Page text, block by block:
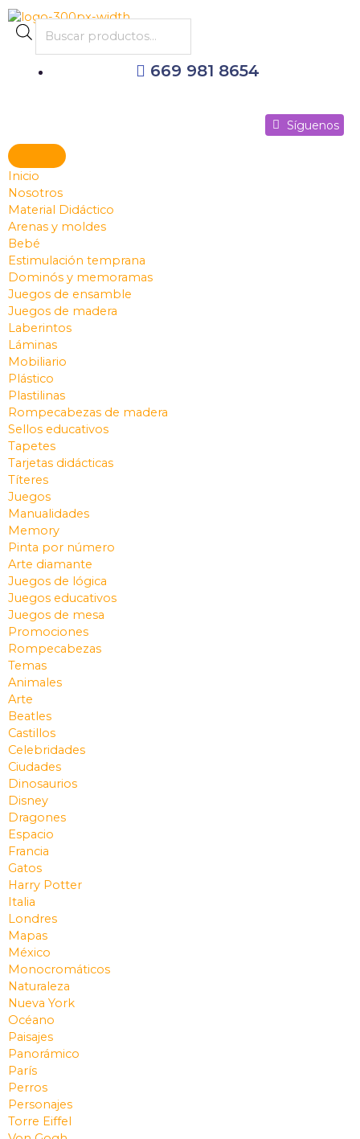
al
contenido
Products
search
669 981 8654
Síguenos
Inicio
Nosotros
Material Didáctico
Arenas y moldes
Bebé
Estimulación temprana
Dominós y memoramas
Juegos de ensamble
Juegos de madera
Laberintos
Láminas
Mobiliario
Plástico
Plastilinas
Rompecabezas de madera
Sellos educativos
Tapetes
Tarjetas didácticas
Títeres
Juegos
Manualidades
Memory
Pinta por número
Arte diamante
Juegos de lógica
Juegos educativos
Juegos de mesa
Promociones
Rompecabezas
Temas
Animales
Arte
Beatles
Castillos
Celebridades
Ciudades
Dinosaurios
Disney
Dragones
Espacio
Francia
Gatos
Harry Potter
Italia
Londres
Mapas
México
Monocromáticos
Naturaleza
Nueva York
Océano
Paisajes
Panorámico
París
Perros
Personajes
Torre Eiffel